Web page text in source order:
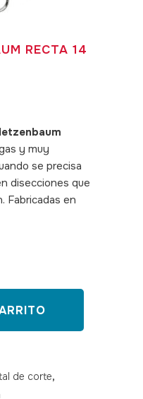
RECTA 14
y muy
se precisa
disecciones que
Fabricadas en
de corte,